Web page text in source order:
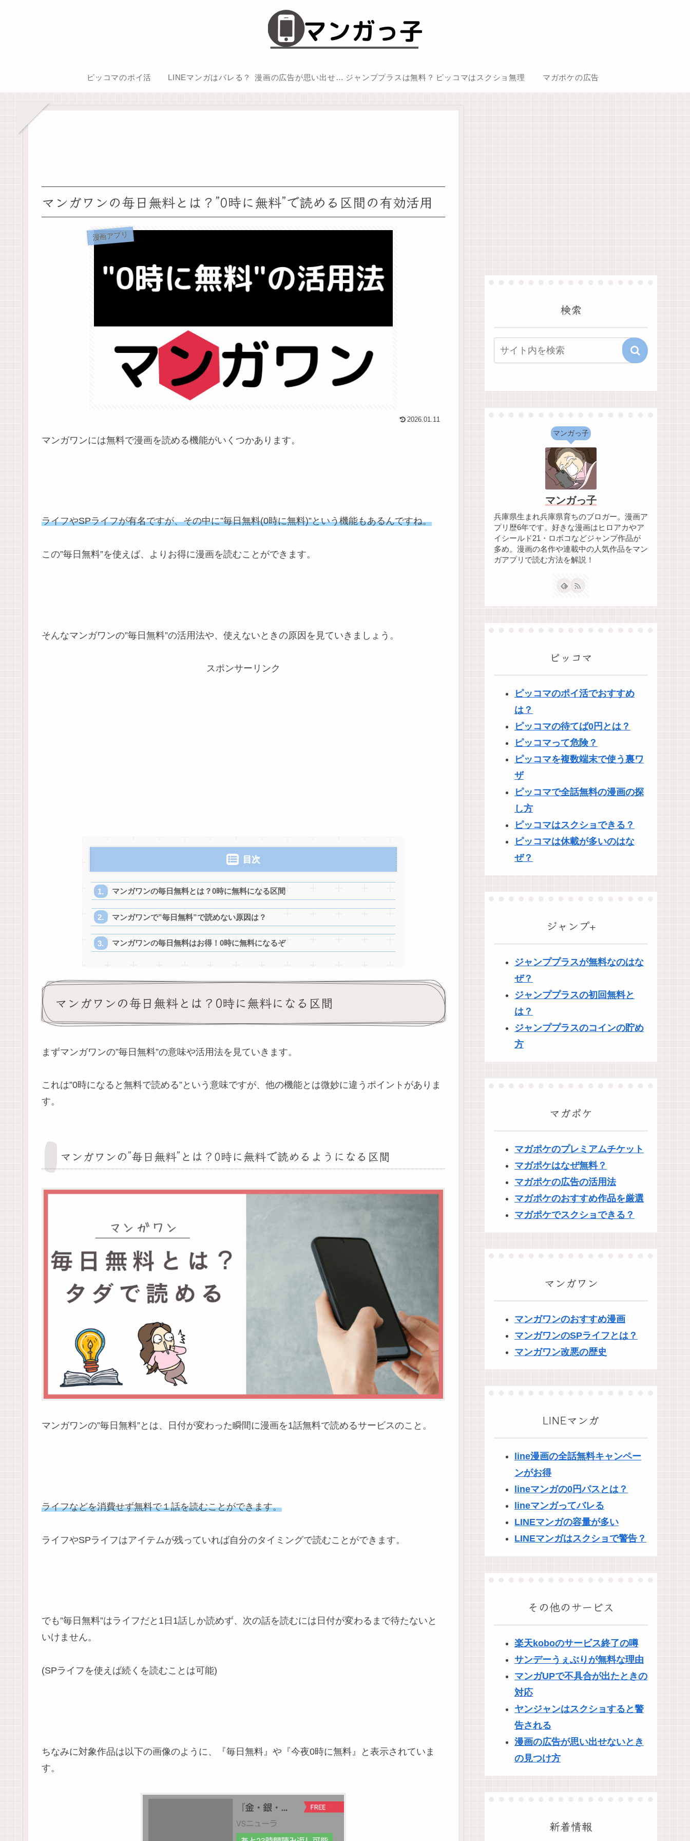
ピッコマのポイ活 LINEマンガはバレる？ 漫画の広告が思い出せない ジャンププラスは無料？ ピッコマはスクショ無理 マガポケの広告
マンガワンの毎日無料とは？”0時に無料”で読める区間の有効活用
漫画アプリ
2026.01.11
マンガワンには無料で漫画を読める機能がいくつかあります。
ライフやSPライフが有名ですが、その中に”毎日無料(0時に無料)”という機能もあるんですね。
この”毎日無料”を使えば、よりお得に漫画を読むことができます。
そんなマンガワンの”毎日無料”の活用法や、使えないときの原因を見ていきましょう。
スポンサーリンク
目次
マンガワンの毎日無料とは？0時に無料になる区間
マンガワンで”毎日無料”で読めない原因は？
マンガワンの毎日無料はお得！0時に無料になるぞ
マンガワンの毎日無料とは？0時に無料になる区間
まずマンガワンの”毎日無料”の意味や活用法を見ていきます。
これは”0時になると無料で読める”という意味ですが、他の機能とは微妙に違うポイントがありま
す。
マンガワンの”毎日無料”とは？0時に無料で読めるようになる区間
マンガワンの”毎日無料”とは、日付が変わった瞬間に漫画を1話無料で読めるサービスのこと。
ライフなどを消費せず無料で１話を読むことができます。
ライフやSPライフはアイテムが残っていれば自分のタイミングで読むことができます。
でも”毎日無料”はライフだと1日1話しか読めず、次の話を読むには日付が変わるまで待たないと
いけません。
(SPライフを使えば続くを読むことは可能)
ちなみに対象作品は以下の画像のように、『毎日無料』や『今夜0時に無料』と表示されていま
す。
検索
マンガっ子
マンガっ子
兵庫県生まれ兵庫県育ちのブロガー。漫画ア
プリ歴6年です。好きな漫画はヒロアカやア
イシールド21・ロボコなどジャンプ作品が
多め。漫画の名作や連載中の人気作品をマン
ガアプリで読む方法を解説！
ピッコマ
ピッコマのポイ活でおすすめ
は？
ピッコマの待てば0円とは？
ピッコマって危険？
ピッコマを複数端末で使う裏ワ
ザ
ピッコマで全話無料の漫画の探
し方
ピッコマはスクショできる？
ピッコマは休載が多いのはな
ぜ？
ジャンプ+
ジャンププラスが無料なのはな
ぜ？
ジャンププラスの初回無料と
は？
ジャンププラスのコインの貯め
方
マガポケ
マガポケのプレミアムチケット
マガポケはなぜ無料？
マガポケの広告の活用法
マガポケのおすすめ作品を厳選
マガポケでスクショできる？
マンガワン
マンガワンのおすすめ漫画
マンガワンのSPライフとは？
マンガワン改悪の歴史
LINEマンガ
line漫画の全話無料キャンペー
ンがお得
lineマンガの0円パスとは？
lineマンガってバレる
LINEマンガの容量が多い
LINEマンガはスクショで警告？
その他のサービス
楽天koboのサービス終了の噂
サンデーうぇぶりが無料な理由
マンガUPで不具合が出たときの
対応
ヤンジャンはスクショすると警
告される
漫画の広告が思い出せないとき
の見つけ方
新着情報